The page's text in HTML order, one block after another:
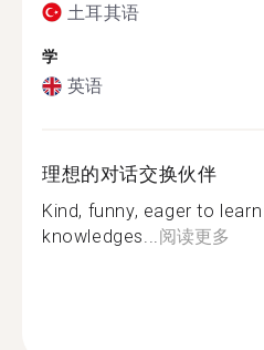
土耳其语
学
英语
理想的对话交换伙伴
Kind, funny, eager to
knowledges...阅读更多